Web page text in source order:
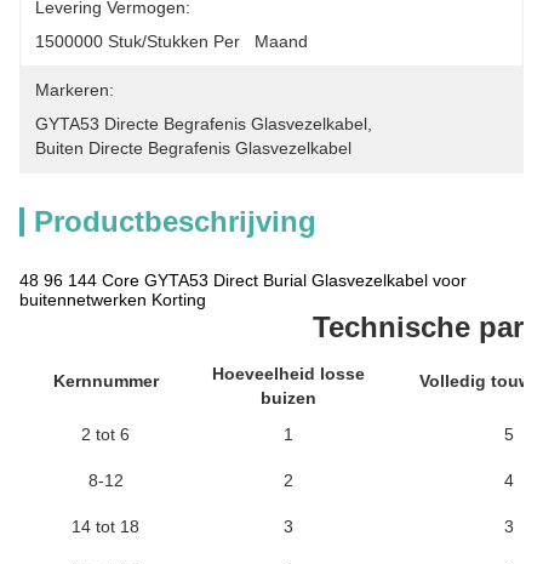
Levering Vermogen:
1500000 Stuk/Stukken Per   Maand
Markeren:
GYTA53 Directe Begrafenis Glasvezelkabel
Buiten Directe Begrafenis Glasvezelkabel
Productbeschrijving
48 96 144 Core GYTA53 Direct Burial Glasvezelkabel voor
buitennetwerken Korting
Technische
Kernnummer
Hoeveelheid losse
buizen
Volledig
2 tot 6 1 5
8-12 2 4
14 tot 18 3 3